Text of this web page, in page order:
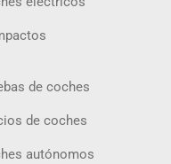
de coches
de coches
autónomos